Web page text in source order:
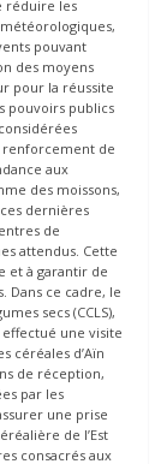
réduire les
pouvant
des moyens
pour la réussite
pouvoirs publics
renforcement de
aux
des moissons,
dernières
de
attendus. Cette
et à garantir de
Dans ce cadre, le
secs (CCLS),
une visite
céréales d’Aïn
de réception,
par les
une prise
de l’Est
consacrés aux